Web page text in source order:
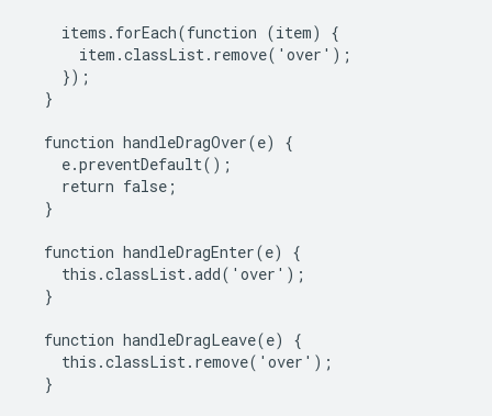
    items.forEach(function (item) {
      item.classList.remove('over');
    });
  }
  function handleDragOver(e) {
    e.preventDefault();
    return false;
  }
  function handleDragEnter(e) {
    this.classList.add('over');
  }
  function handleDragLeave(e) {
    this.classList.remove('over');
  }